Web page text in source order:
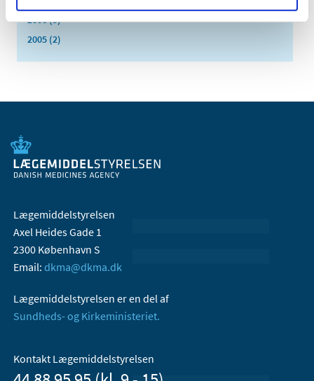
2006 (9)
2005 (2)
Lægemiddelstyrelsen
Axel Heides Gade 1
2300 København S
Email: dkma@dkma.dk
Lægemiddelstyrelsen er en del af
Sundheds- og Kirkeministeriet.
Kontakt Lægemiddelstyrelsen